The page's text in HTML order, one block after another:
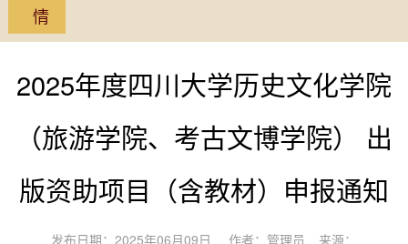
情
2025年度四川大学历史文化学院
（旅游学院、考古文博学院） 出
版资助项目（含教材）申报通知
发布日期：2025年06月09日 作者：管理员 来源：